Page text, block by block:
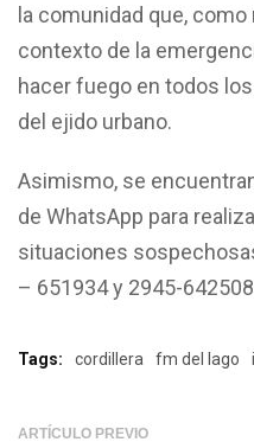
la comunidad que,
contexto de la
hacer fuego en todos
del ejido urbano.
Asimismo, se
de WhatsApp para
situaciones
– 651934 y 2945-
Tags: cordillera fm del lago
ARTÍCULO PREVIO